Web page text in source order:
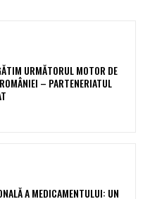
URMĂTORUL MOTOR DE
– PARTENERIATUL
A MEDICAMENTULUI: UN